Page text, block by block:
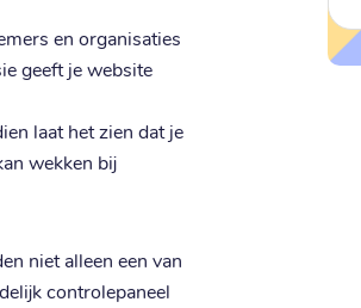
en organisaties
geeft je website
laat het zien dat je
wekken bij
niet alleen een van
controlepaneel